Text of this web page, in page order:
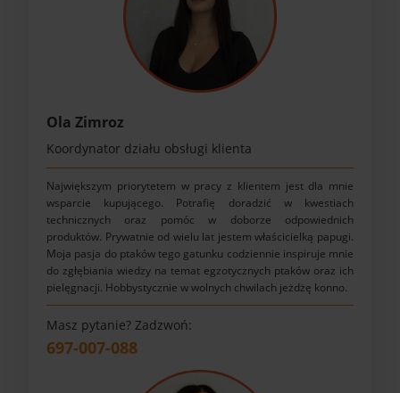
Ola Zimroz
Koordynator działu obsługi klienta
Największym priorytetem w pracy z klientem jest dla mnie
wsparcie kupującego. Potrafię doradzić w kwestiach
technicznych oraz pomóc w doborze odpowiednich
produktów. Prywatnie od wielu lat jestem właścicielką papugi.
Moja pasja do ptaków tego gatunku codziennie inspiruje mnie
do zgłębiania wiedzy na temat egzotycznych ptaków oraz ich
pielęgnacji. Hobbystycznie w wolnych chwilach jeżdżę konno.
Masz pytanie? Zadzwoń:
697-007-088